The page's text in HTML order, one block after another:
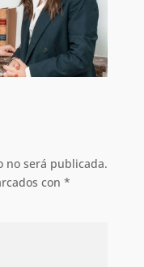
no será publicada.
con *